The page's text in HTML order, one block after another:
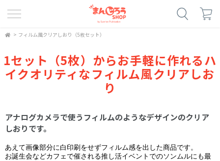
> フィルム風クリアしおり（5枚セット）
1セット（5枚）からお手軽に作れるハ
イクオリティなフィルム風クリアしお
り
アナログカメラで使うフィルムのようなデザインのクリア
しおりです。
あえて画像部分に白印刷をせずフィルム感を出した商品です。
お誕生会などカフェで催される推し活イベントでのソンムルにも最